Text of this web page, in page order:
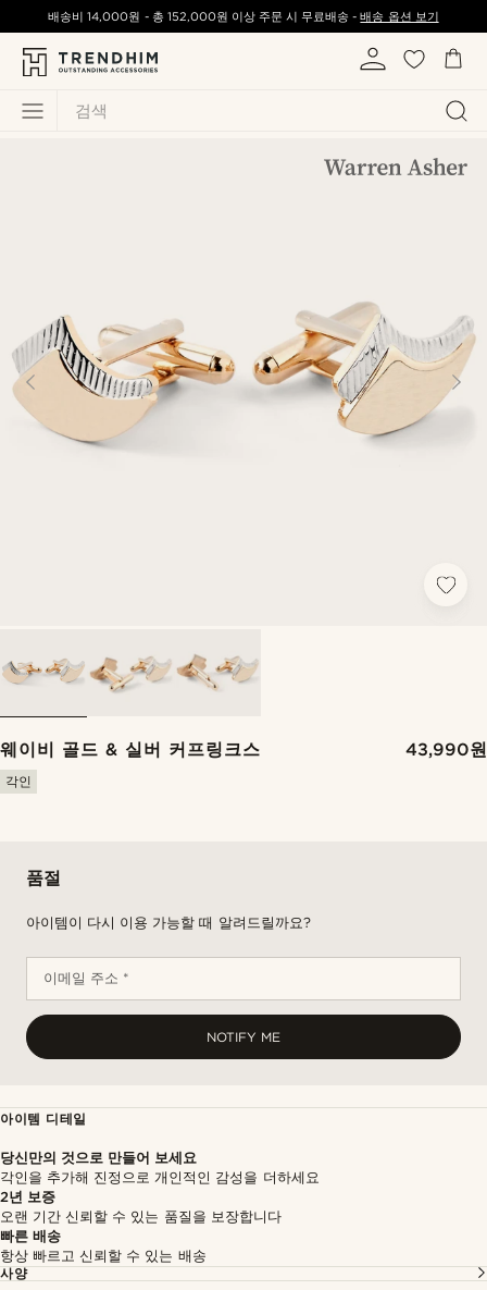
검색
배송비14,000원 - 총 152,000원 이상 주문 시 무료배송 -배송 옵션 보기
웨이비 골드 & 실버 커프링크스 43,990원
각인
품절
아이템이 다시 이용 가능할 때 알려드릴까요?
이메일 주소 *
NOTIFY ME
아이템 디테일
당신만의 것으로 만들어 보세요
각인을 추가해 진정으로 개인적인 감성을 더하세요
2년 보증
오랜 기간 신뢰할 수 있는 품질을 보장합니다
빠른 배송
항상 빠르고 신뢰할 수 있는 배송
사양